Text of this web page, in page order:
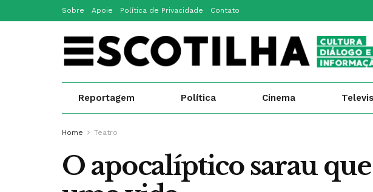
Sobre Apoie Política de Privacidade Contato
Reportagem Política Cinema
Home Teatro
O apocalíptico sarau